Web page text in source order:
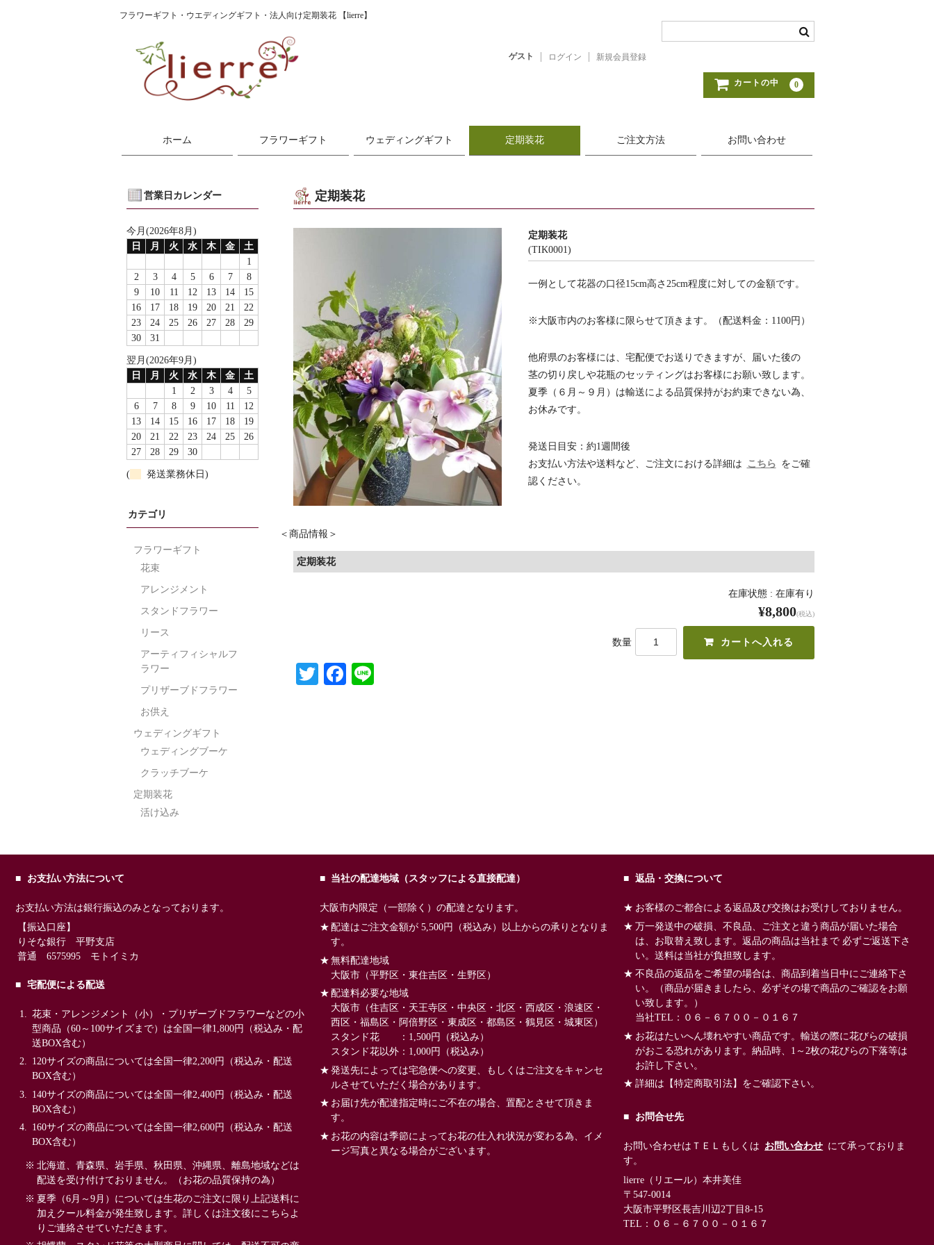
フラワーギフト・ウエディングギフト・法人向け定期装花 【lierre】
ゲスト ログイン 新規会員登録
カートの中 0
ホーム フラワーギフト ウェディングギフト 定期装花 ご注文方法 お問い合わせ
定期装花
定期装花
(TIK0001)
一例として花器の口径15cm高さ25cm程度に対しての金額です。
※大阪市内のお客様に限らせて頂きます。（配送料金：1100円）
他府県のお客様には、宅配便でお送りできますが、届いた後の
茎の切り戻しや花瓶のセッティングはお客様にお願い致します。
夏季（６月～９月）は輸送による品質保持がお約束できない為、
お休みです。
発送日目安：約1週間後
お支払い方法や送料など、ご注文における詳細は こちら をご確
認ください。
定期装花
在庫状態 : 在庫有り
¥8,800(税込)
数量
T
Fa
営業日カレンダー
今月(2026年8月)
日
月 火 水 木 金
土
1
2
3 4 5 6 7
8
9
10 11 12 13 14
15
16
17 18 19 20 21
22
23
24 25 26 27 28
29
30
31
翌月(2026年9月)
日
月 火 水 木 金
土
1
2 3 4
5
6
7 8 9 10 11
12
13
14 15 16 17 18
19
20
21 22 23 24 25
26
27
28 29 30
( 発送業務休日)
カテゴリ
フラワーギフト
花束
アレンジメント
スタンドフラワー
リース
アーティフィシャルフ
ラワー
プリザーブドフラワー
お供え
ウェディングギフト
ウェディングブーケ
クラッチブーケ
定期装花
活け込み
お支払い方法について
お支払い方法は銀行振込のみとなっております。
【振込口座】
りそな銀行 平野支店
普通 6575995 モトイミカ
宅配便による配送
花束・アレンジメント（小）・プリザーブドフラワーなどの小
型商品（60～100サイズまで）は全国一律1,800円（税込み・配
送BOX含む）
120サイズの商品については全国一律2,200円（税込み・配送
BOX含む）
140サイズの商品については全国一律2,400円（税込み・配送
BOX含む）
160サイズの商品については全国一律2,600円（税込み・配送
BOX含む）
北海道、青森県、岩手県、秋田県、沖縄県、離島地域などは
配送を受け付けておりません。（お花の品質保持の為）
夏季（6月～9月）については生花のご注文に限り上記送料に
加えクール料金が発生致します。詳しくは注文後にこちらよ
りご連絡させていただきます。
当社の配達地域（スタッフによる直接配達）
大阪市内限定（一部除く）の配達となります。
配達はご注文金額が 5,500円（税込み）以上からの承りとなりま
す。
無料配達地域
大阪市（平野区・東住吉区・生野区）
配達料必要な地域
大阪市（住吉区・天王寺区・中央区・北区・西成区・浪速区・
西区・福島区・阿倍野区・東成区・都島区・鶴見区・城東区）
スタンド花 ：1,500円（税込み）
スタンド花以外：1,000円（税込み）
発送先によっては宅急便への変更、もしくはご注文をキャンセ
ルさせていただく場合があります。
お届け先が配達指定時にご不在の場合、置配とさせて頂きま
す。
お花の内容は季節によってお花の仕入れ状況が変わる為、イメ
ージ写真と異なる場合がございます。
返品・交換について
お客様のご都合による返品及び交換はお受けしておりません。
万一発送中の破損、不良品、ご注文と違う商品が届いた場合
は、お取替え致します。返品の商品は当社まで 必ずご返送下さ
い。送料は当社が負担致します。
不良品の返品をご希望の場合は、商品到着当日中にご連絡下さ
い。（商品が届きましたら、必ずその場で商品のご確認をお願
い致します。）
当社TEL：０６－６７００－０１６７
お花はたいへん壊れやすい商品です。輸送の際に花びらの破損
がおこる恐れがあります。納品時、1～2枚の花びらの下落等は
お許し下さい。
詳細は 【特定商取引法】 をご確認下さい。
お問合せ先
お問い合わせはＴＥＬもしくは お問い合わせ にて承っておりま
す。
lierre（リエール）本井美佳
〒547-0014
大阪市平野区長吉川辺2丁目8-15
TEL：０６－６７００－０１６７